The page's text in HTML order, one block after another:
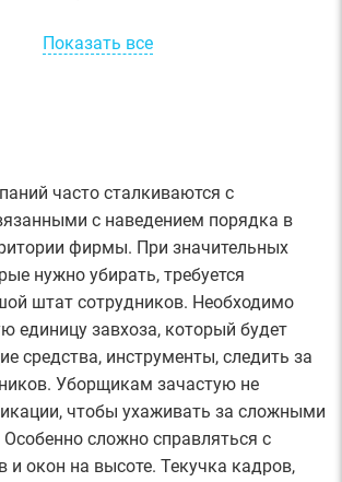
Показать все
часто сталкиваются с
с наведением порядка в
фирмы. При значительных
нужно убирать, требуется
штат сотрудников. Необходимо
единицу завхоза, который будет
средства, инструменты, следить за
Уборщикам зачастую не
чтобы ухаживать за сложными
сложно справляться с
и окон на высоте. Текучка кадров,